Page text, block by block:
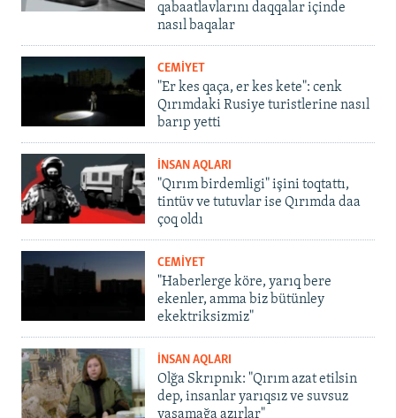
qabaatlavlarını daqqalar içinde
nasıl baqalar
CEMİYET
"Er kes qaça, er kes kete": cenk
Qırımdaki Rusiye turistlerine nasıl
barıp yetti
İNSAN AQLARI
"Qırım birdemligi" işini toqtattı,
tintüv ve tutuvlar ise Qırımda daa
çoq oldı
CEMİYET
"Haberlerge köre, yarıq bere
ekenler, amma biz bütünley
ekektriksizmiz"
İNSAN AQLARI
Olğa Skrıpnık: "Qırım azat etilsin
dep, insanlar yarıqsız ve suvsuz
yaşamağa azırlar"